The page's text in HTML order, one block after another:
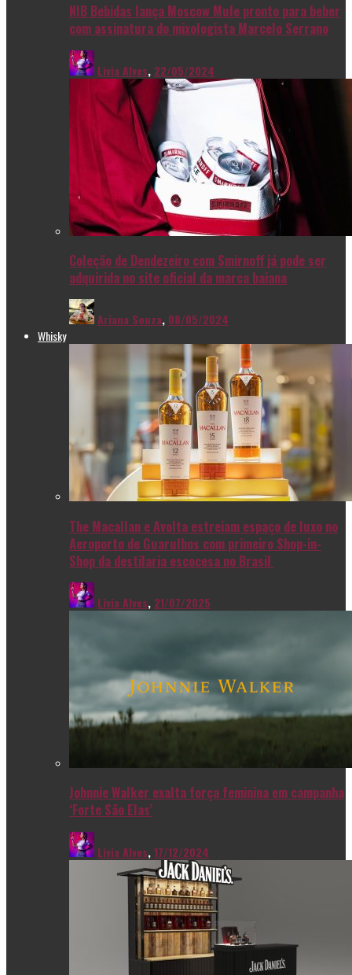
NIB Bebidas lança Moscow Mule pronto para beber
com assinatura do mixologista Marcelo Serrano
Livia Alves, 22/05/2024
Coleção de Dendezeiro com Smirnoff já pode ser
adquirida no site oficial da marca baiana
Ariana Souza, 08/05/2024
Whisky
The Macallan e Avolta estreiam espaço de luxo no
Aeroporto de Guarulhos com primeiro Shop-in-
Shop da destilaria escocesa no Brasil
Livia Alves, 21/07/2025
Johnnie Walker exalta força feminina em campanha
‘Forte São Elas’
Livia Alves,17/12/2024